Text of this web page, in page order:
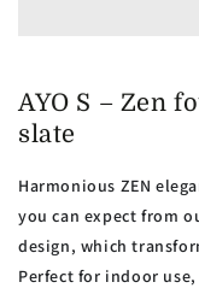
AYO S – Zen
slate
Harmonious ZEN
you can expect from
design, which
Perfect for indoor